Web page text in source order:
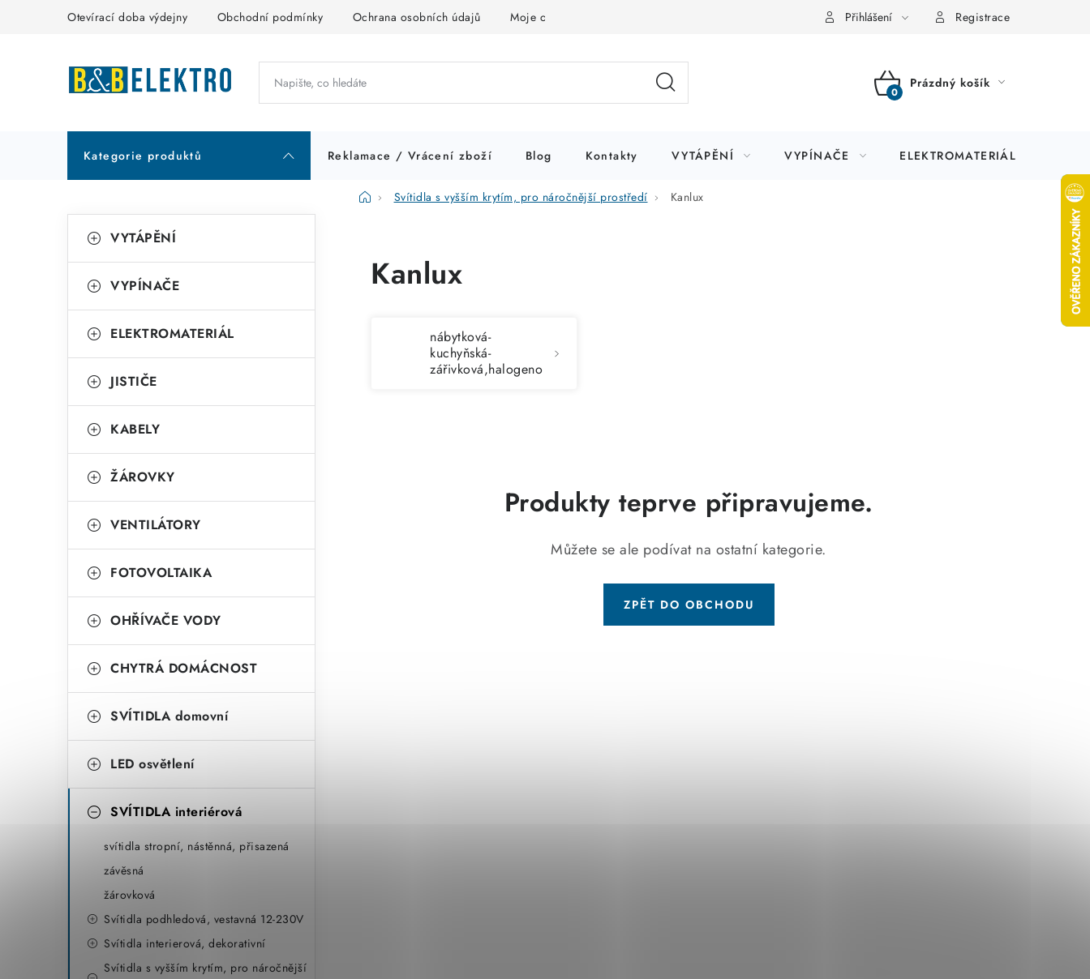
Otevírací doba výdejny Obchodní podmínky Ochrana osobních údajů Moje objednávka Přihlášení Registrace
NÁKUPNÍ
Prázdný košík
Kategorie produktů Reklamace / Vrácení zboží Blog Kontakty VYTÁPĚNÍ VYPÍNAČE ELEKTROMATERIÁL
DomůSvítidla s vyšším krytím, pro náročnější prostředí Kanlux
o
t
r
n
n
p
e
kategorie
a
e
o
i
VYTÁPĚNÍ
VYPÍNAČE
ELEKTROMATERIÁL
JISTIČE
KABELY
ŽÁROVKY
VENTILÁTORY
FOTOVOLTAIKA
OHŘÍVAČE VODY
CHYTRÁ DOMÁCNOST
SVÍTIDLA domovní
LED osvětlení
SVÍTIDLA interiérová
svítidla stropní, nástěnná, přisazená
závěsná
žárovková
Svítidla podhledová, vestavná 12-230V
Svítidla interierová, dekorativní
Svítidla s vyšším krytím, pro náročnější
Kanlux
nábytková-
kuchyňská-
zářivková,halogeno
Produkty teprve připravujeme.
Můžete se ale podívat na ostatní kategorie.
ZPĚT DO OBCHODU